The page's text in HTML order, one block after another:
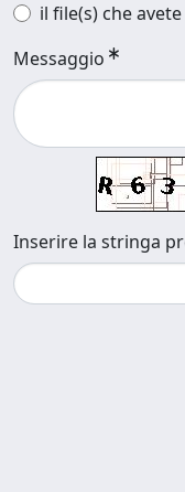
il file(s) che
Messaggio
Inserire la stringa